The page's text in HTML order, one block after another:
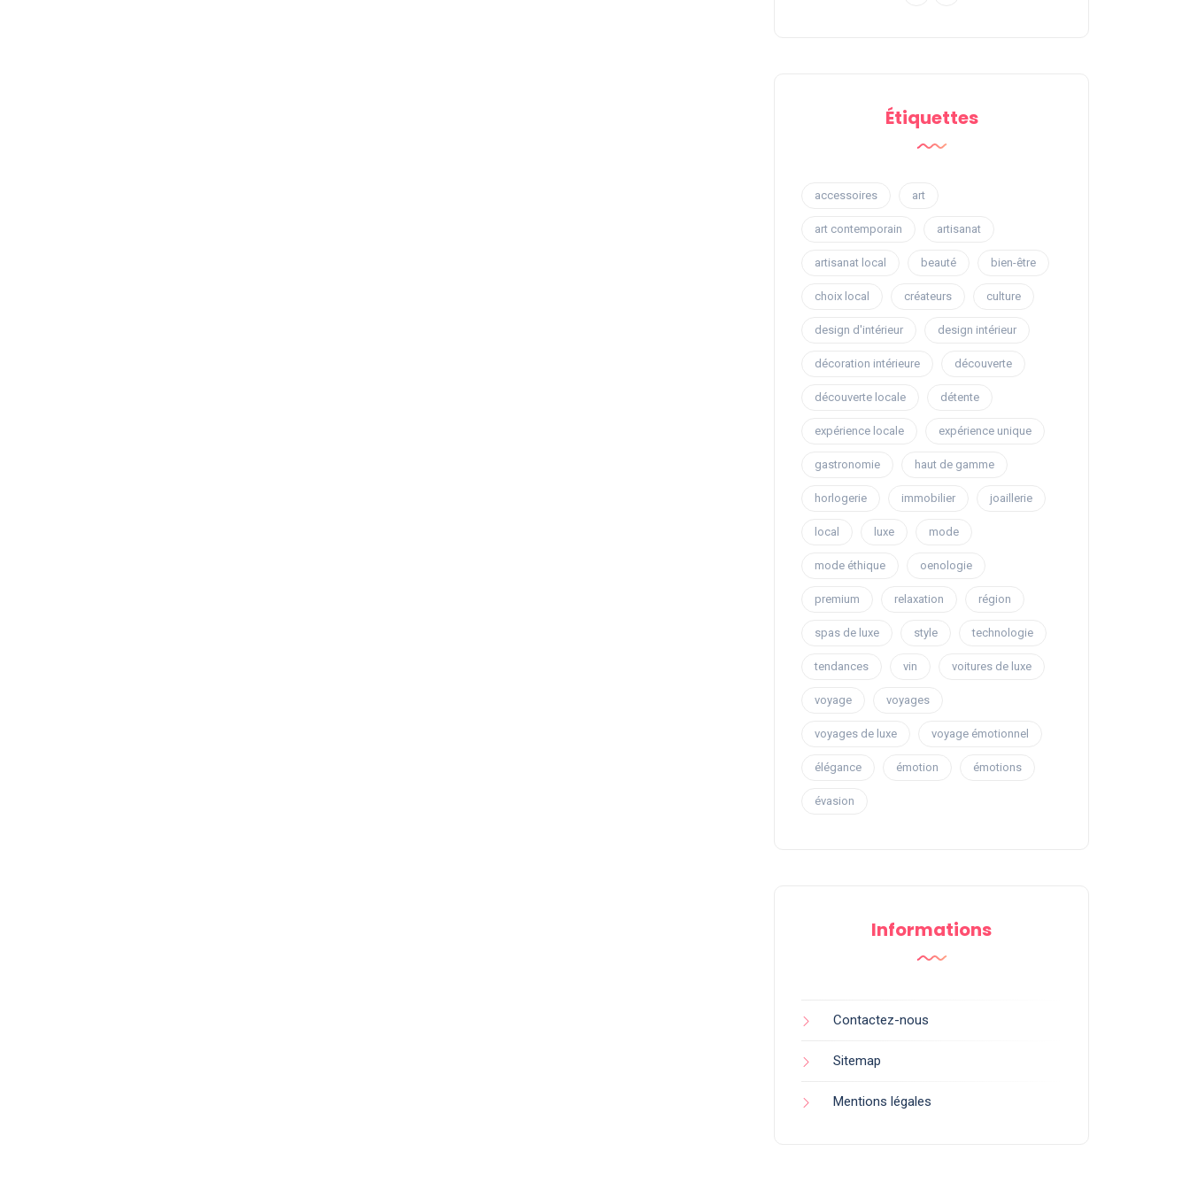
Étiquettes
accessoires art
art contemporain artisanat
artisanat local beauté bien-être
choix local créateurs culture
design d'intérieur design intérieur
décoration intérieure découverte
découverte locale détente
expérience locale expérience unique
gastronomie haut de gamme
horlogerie immobilier joaillerie
local luxe mode
mode éthique oenologie
premium relaxation région
spas de luxe style technologie
tendances vin voitures de luxe
voyage voyages
voyages de luxe voyage émotionnel
élégance émotion émotions
évasion
Informations
Contactez-nous
Sitemap
Mentions légales